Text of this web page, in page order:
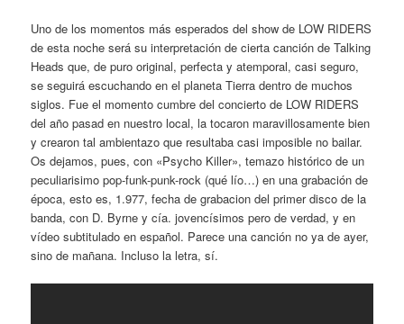
Uno de los momentos más esperados del show de LOW RIDERS
de esta noche será su interpretación de cierta canción de Talking
Heads que, de puro original, perfecta y atemporal, casi seguro,
se seguirá escuchando en el planeta Tierra dentro de muchos
siglos. Fue el momento cumbre del concierto de LOW RIDERS
del año pasad en nuestro local, la tocaron maravillosamente bien
y crearon tal ambientazo que resultaba casi imposible no bailar.
Os dejamos, pues, con «Psycho Killer», temazo histórico de un
peculiarisimo pop-funk-punk-rock (qué lío…) en una grabación de
época, esto es, 1.977, fecha de grabacion del primer disco de la
banda, con D. Byrne y cía. jovencísimos pero de verdad, y en
vídeo subtitulado en español. Parece una canción no ya de ayer,
sino de mañana. Incluso la letra, sí.